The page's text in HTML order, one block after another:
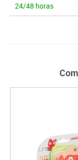
24/48 horas